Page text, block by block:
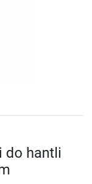
do hantli